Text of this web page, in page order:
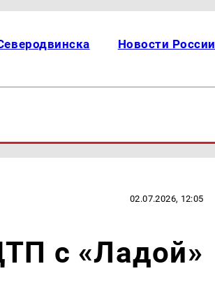
Новости России
02.07.2026, 12:05
с «Ладой»